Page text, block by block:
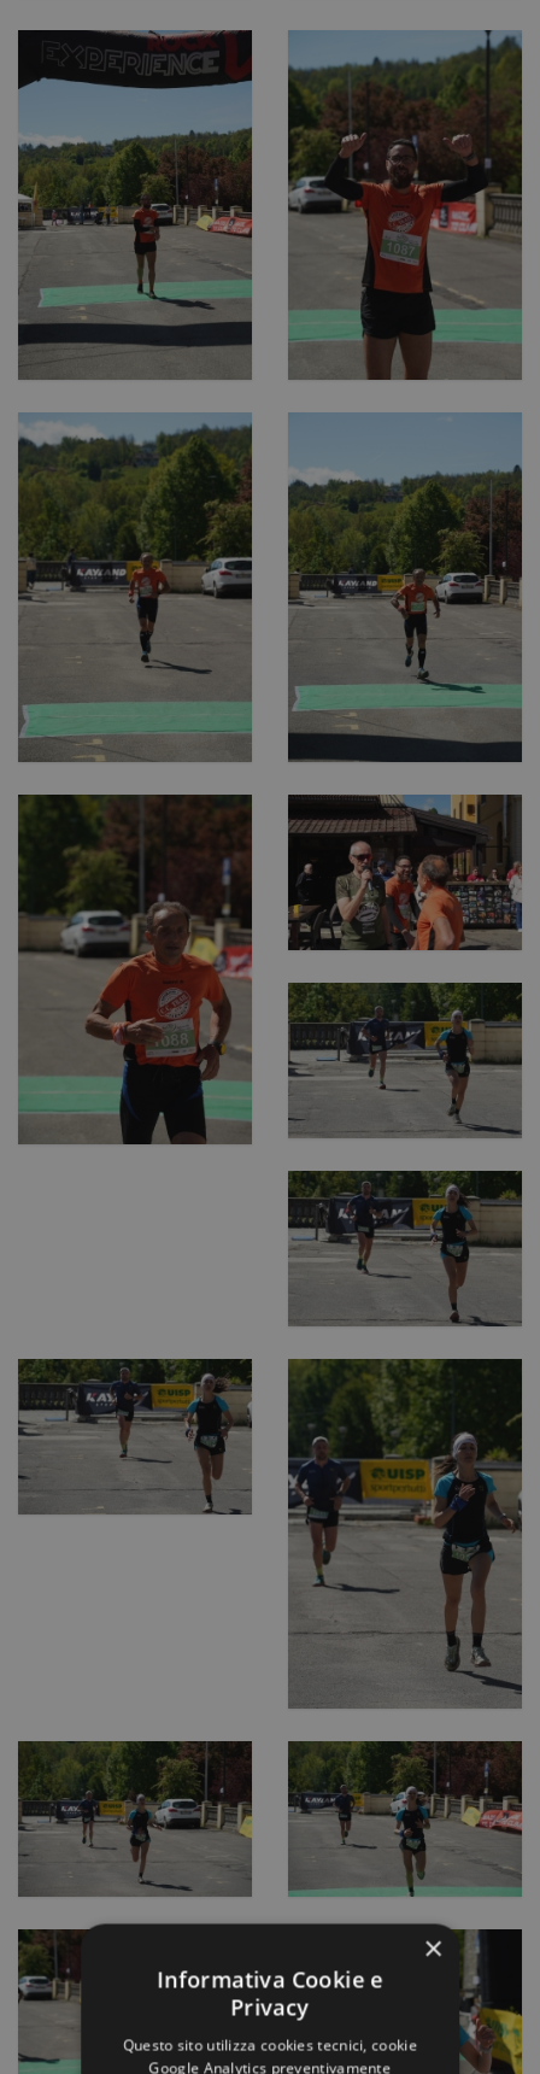
×
Informativa Cookie e
Privacy
Questo sito utilizza cookies tecnici, cookie
Google Analytics preventivamente